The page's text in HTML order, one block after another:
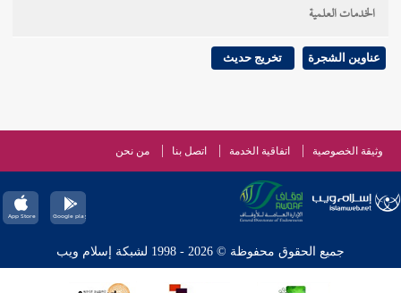
الخدمات العلمية
عناوين الشجرة تخريج حديث
وثيقة الخصوصية اتفاقية الخدمة اتصل بنا من نحن
جميع الحقوق محفوظة © 2026 - 1998 لشبكة إسلام ويب